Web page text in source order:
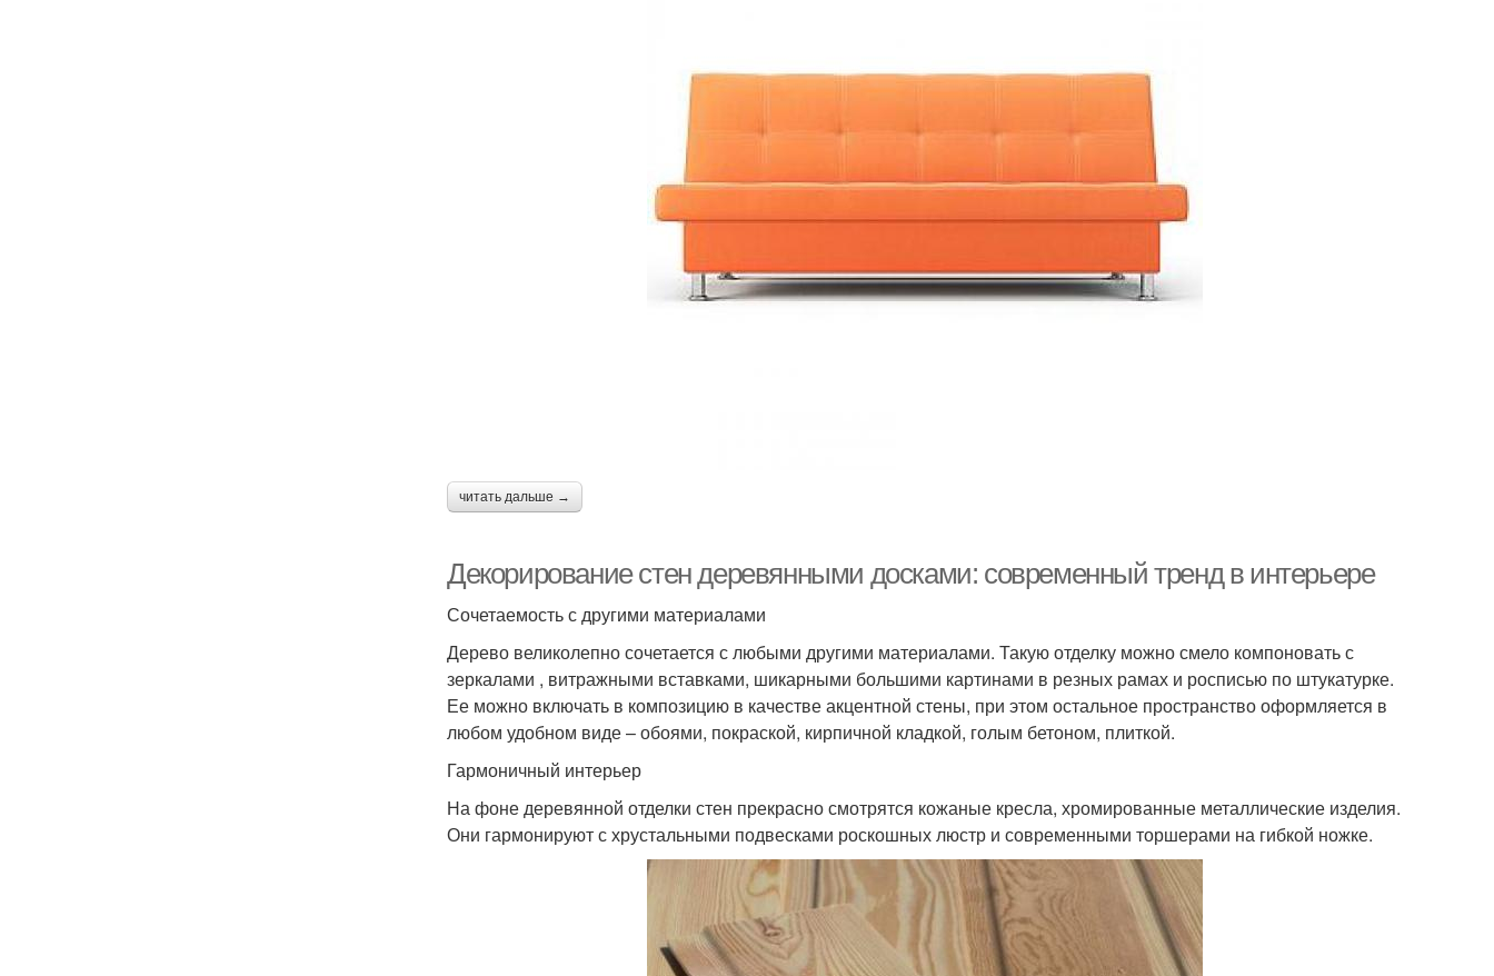
читать дальше →
Декорирование стен деревянными досками: современный тренд в интерьере
Сочетаемость с другими материалами
Дерево великолепно сочетается с любыми другими материалами. Такую отделку можно смело компоновать с
зеркалами , витражными вставками, шикарными большими картинами в резных рамах и росписью по штукатурке.
Ее можно включать в композицию в качестве акцентной стены, при этом остальное пространство оформляется в
любом удобном виде – обоями, покраской, кирпичной кладкой, голым бетоном, плиткой.
Гармоничный интерьер
На фоне деревянной отделки стен прекрасно смотрятся кожаные кресла, хромированные металлические изделия.
Они гармонируют с хрустальными подвесками роскошных люстр и современными торшерами на гибкой ножке.